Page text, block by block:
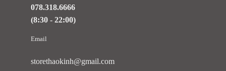
078.318.6666
(8:30 - 22:00)
Email
storethaokinh@gmail.com